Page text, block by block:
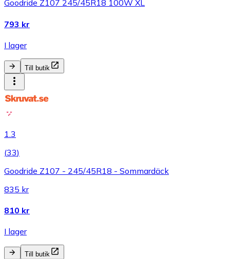
Goodride Z107 245/45R18 100W XL
793 kr
I lager
Till butik
1.3
(33)
Goodride Z107 - 245/45R18 - Sommardäck
835 kr
810 kr
I lager
Till butik